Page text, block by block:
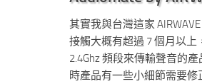
其實我與台灣這家
接觸大概有超過 7 個月以上
2.4Ghz 頻段來傳輸聲音的
時產品有一些小細節需要